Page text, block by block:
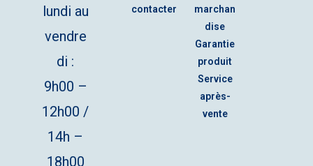
lundi au
vendre
di :
9h00 –
12h00 /
14h –
18h00
contacter
marchan
dise
Garantie
produit
Service
après-
vente